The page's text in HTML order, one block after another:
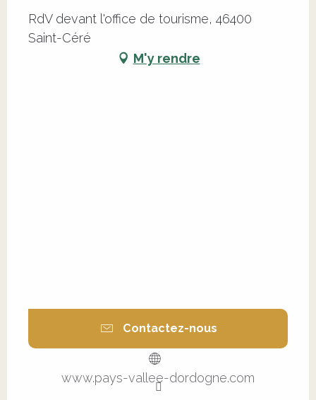
RdV devant l'office de tourisme, 46400
Saint-Céré
M'y rendre
Contactez-nous
www.pays-vallee-dordogne.com